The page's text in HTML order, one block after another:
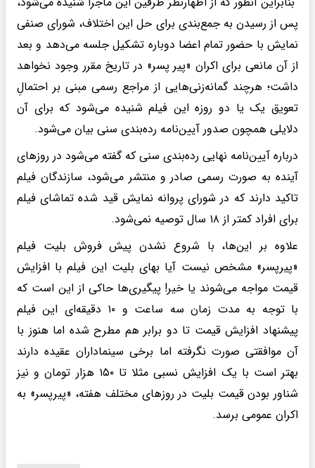
پس از رسیدن به جمع‌بندی برای حل این اختلاف، شورای صنفی
نمایش با حضور تمام اعضا دوباره تشکیل جلسه می‌دهد و بعد
از آن مانعی برای اکران «پیر پسر» در تاریخ مقرر وجود نخواهد
داشت؛ هرچند گمانه‌زنی‌هایی از مراجع رسمی مبنی بر احتمالِ
تعویق یک یا دو روزه این فیلم شنیده می‌شود که برای آن
دلایلی همچون صدور آیین‌نامه رده‌بندی سنی بیان می‌شود.
درباره آیین‌نامه نهایی رده‌بندی سنی که گفته می‌شود در روزهای
آینده به صورت رسمی صادر و منتشر می‌شود، سازندگان فیلم
تاکید دارند که در شورای پروانه نمایش قید شده تماشای فیلم
برای افراد کمتر از ۱۸ سال توصیه نمی‌شود.
علاوه بر این‌ها، با شروع نشدن پیش فروش بلیت فیلم
«پیرپسر» مشخص نیست آیا بهای بلیت این فیلم با افزایش
قیمت مواجه می‌شوند یا خیر! پیگیری‌ها حاکی از این است که
با توجه به مدت زمان سه ساعت و ۱۰ دقیقه‌ای این فیلم
پیشنهاد افزایش قیمت تا دو برابر هم مطرح شده اما هنوز با
آن موافقتی صورت نگرفته اما برخی سینماداران عقیده دارند
بهتر است با یک افزایش نسبی مثلا تا ۱۵۰ هزار تومان و نیز
شناور بودن قیمت بلیت در روزهای مختلف هفته، «پیرپسر» به
اکران عمومی برسد.